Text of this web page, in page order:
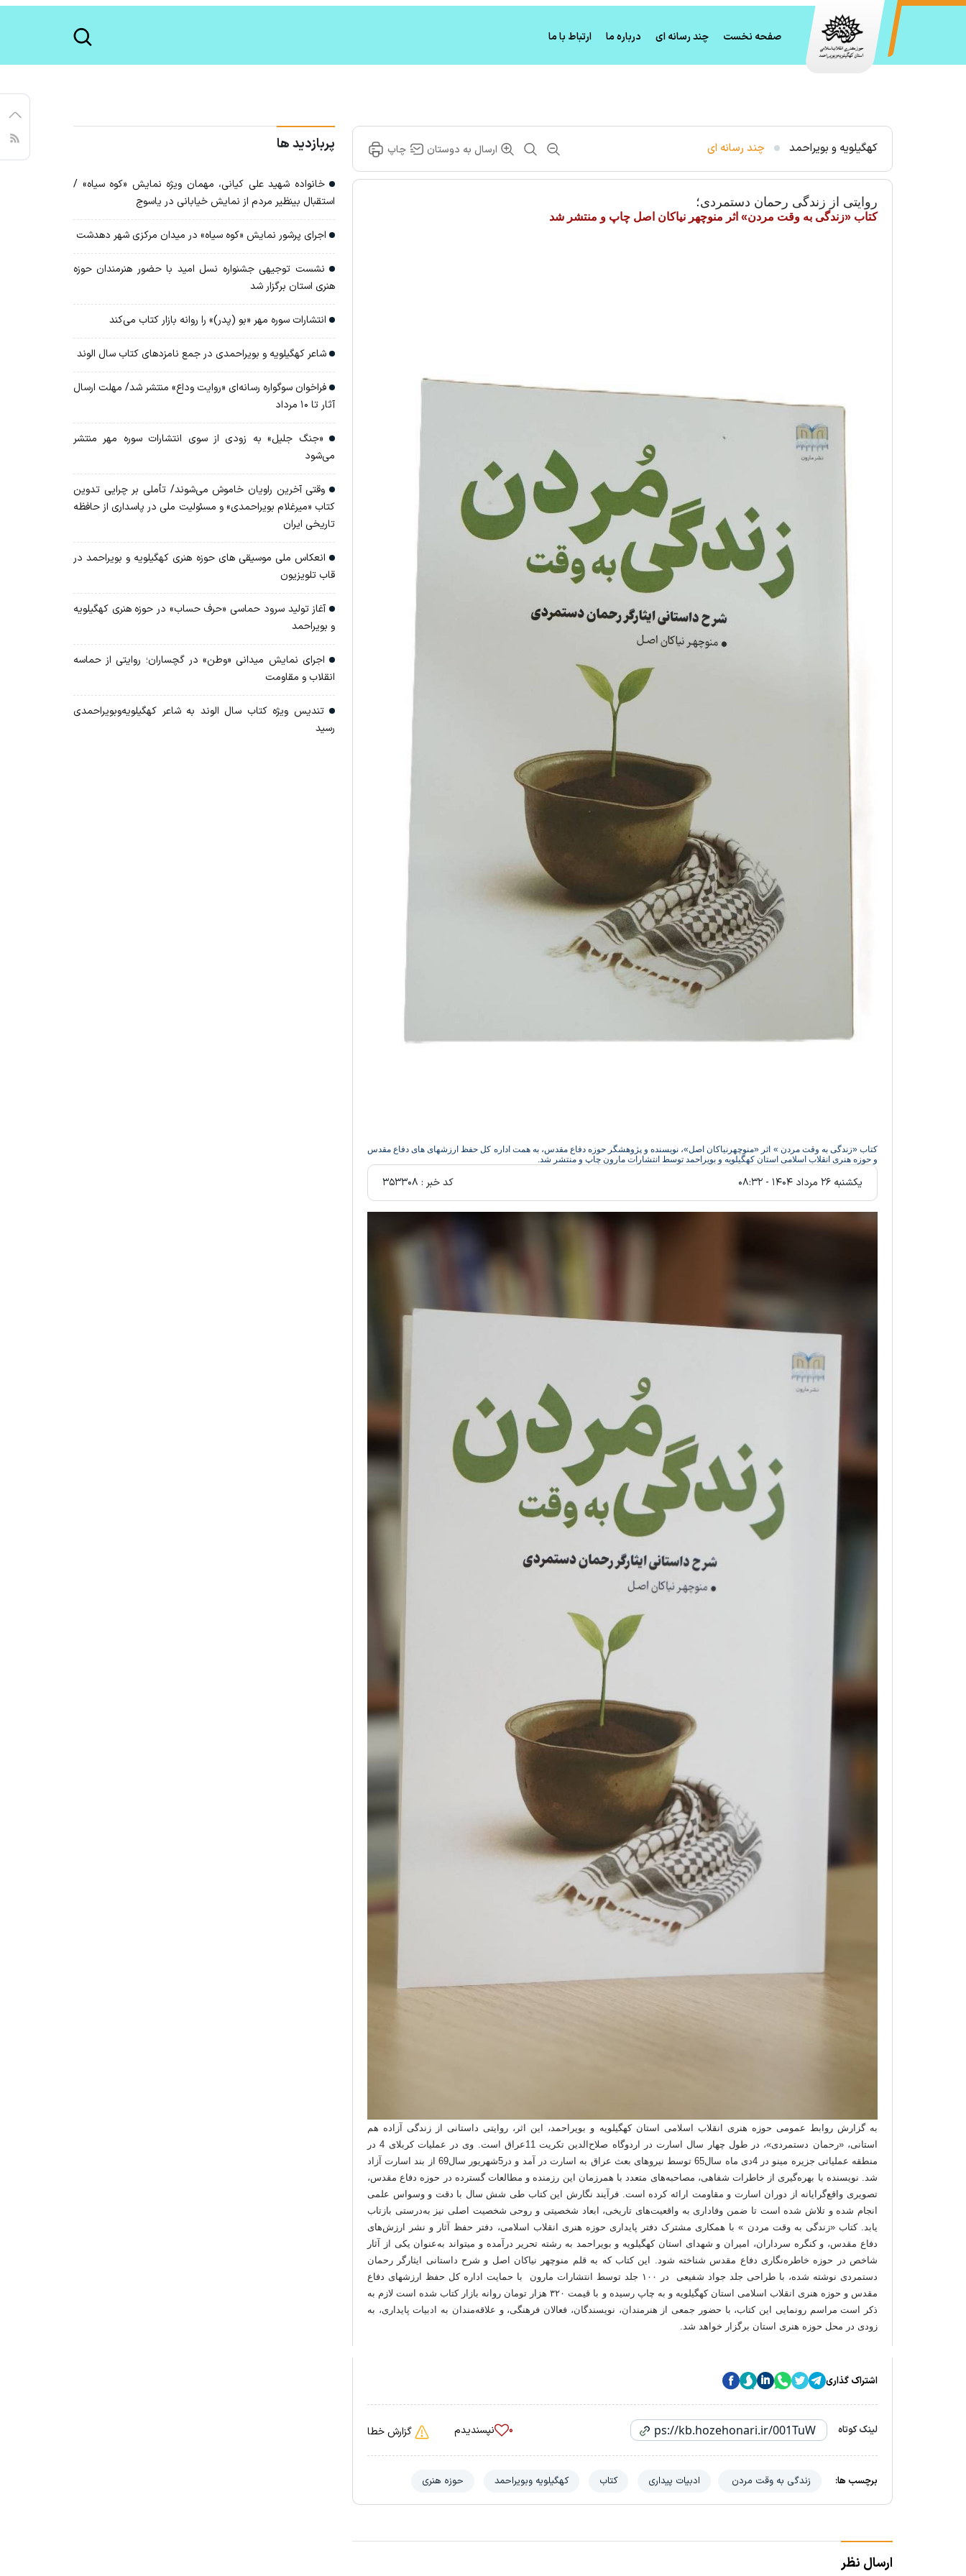
صفحه نخست چند رسانه ای درباره ما ارتباط با ما
کهگیلویه و بویراحمد چند رسانه ای ارسال به دوستان چاپ
روایتی از زندگی رحمان دستمردی؛
کتاب «زندگی به وقت مردن» اثر منوچهر نیاکان اصل چاپ و منتشر شد
کتاب «زندگی به وقت مردن » اثر «منوچهرنیاکان اصل»، نویسنده و پژوهشگر حوزه دفاع مقدس، به همت اداره کل حفظ ارزشهای های دفاع مقدس
و حوزه هنری انقلاب اسلامی استان کهگیلویه و بویراحمد توسط انتشارات مارون چاپ و منتشر شد.
يکشنبه ۲۶ مرداد ۱۴۰۴ - ۰۸:۳۲ کد خبر :
به گزارش روابط عمومی حوزه هنری انقلاب اسلامی استان کهگیلویه و بویراحمد، این اثر، روایتی داستانی از زندگی آزاده هم
استانی، «رحمان دستمردی»، در طول چهار سال اسارت در اردوگاه صلاح‌الدین تکریت 11عراق است. وی در عملیات کربلای 4 در
منطقه عملیاتی جزیره مینو در 4دی ماه سال65 توسط نیروهای بعث عراق به اسارت در آمد و در5شهریور سال69 از بند اسارت آزاد
شد. نویسنده با بهره‌گیری از خاطرات شفاهی، مصاحبه‌های متعدد با همرزمان این رزمنده و مطالعات گسترده در حوزه دفاع مقدس،
تصویری واقع‌گرایانه از دوران اسارت و مقاومت ارائه کرده است. فرآیند نگارش این کتاب طی شش سال با دقت و وسواس علمی
انجام شده و تلاش شده است تا ضمن وفاداری به واقعیت‌های تاریخی، ابعاد شخصیتی و روحی شخصیت اصلی نیز به‌درستی بازتاب
یابد. کتاب «زندگی به وقت مردن » با همکاری مشترک دفتر پایداری حوزه هنری انقلاب اسلامی، دفتر حفظ آثار و نشر ارزش‌های
دفاع مقدس، و کنگره سرداران، امیران و شهدای استان کهگیلویه و بویراحمد به رشته تحریر درآمده و میتواند به‌عنوان یکی از آثار
شاخص در حوزه خاطره‌نگاری دفاع مقدس شناخته شود. این کتاب که به قلم منوچهر نیاکان اصل و شرح داستانی ایثارگر رحمان
دستمردی نوشته شده، با طراحی جلد جواد شفیعی در ۱۰۰ جلد توسط انتشارات مارون با حمایت اداره کل حفظ ارزشهای دفاع
مقدس و حوزه هنری انقلاب اسلامی استان کهگیلویه و به چاپ رسیده و با قیمت ۳۲۰ هزار تومان روانه بازار کتاب شده است لازم به
ذکر است مراسم رونمایی این کتاب، با حضور جمعی از هنرمندان، نویسندگان، فعالان فرهنگی، و علاقه‌مندان به ادبیات پایداری، به
زودی در محل حوزه هنری استان برگزار خواهد شد.
اشتراک گذاری
لینک کوتاه ۰ نپسندیدم گزارش خطا
برچسب ها: زندگی به وقت مردن ادبیات پیداری کتاب کهگیلویه وبویراحمد حوزه هنری
ارسال نظر
پربازدید ها
خانواده شهید علی کیانی، مهمان ویژه نمایش «کوه سیاه» /
استقبال بینظیر مردم از نمایش خیابانی در یاسوج
اجرای پرشور نمایش «کوه سیاه» در میدان مرکزی شهر دهدشت
نشست توجیهی جشنواره نسل امید با حضور هنرمندان حوزه
هنری استان برگزار شد
انتشارات سوره مهر «بو (پدر)» را روانه بازار کتاب می‌کند
شاعر کهگیلویه و بویراحمدی در جمع نامزدهای کتاب سال الوند
فراخوان سوگواره رسانه‌ای «روایت وداع» منتشر شد/ مهلت ارسال
آثار تا ۱۰ مرداد
«جنگ جلیل» به زودی از سوی انتشارات سوره مهر منتشر
می‌شود
وقتی آخرین راویان خاموش می‌شوند/ تأملی بر چرایی تدوین
کتاب «میرغلام بویراحمدی» و مسئولیت ملی در پاسداری از حافظه
تاریخی ایران
انعکاس ملی موسیقی های حوزه هنری کهگیلویه و بویراحمد در
قاب تلویزیون
آغاز تولید سرود حماسی «حرف حساب» در حوزه هنری کهگیلویه
و بویراحمد
اجرای نمایش میدانی «وطن» در گچساران؛ روایتی از حماسه
انقلاب و مقاومت
تندیس ویژه کتاب سال الوند به شاعر کهگیلویه‌وبویراحمدی
رسید